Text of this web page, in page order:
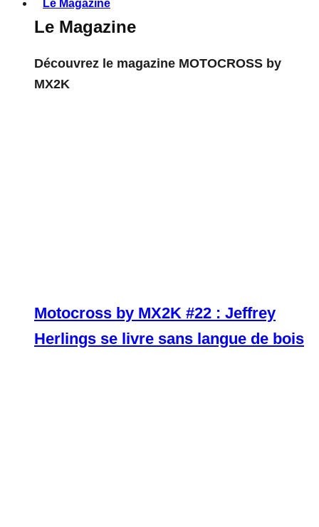
Le Magazine
Le Magazine
Découvrez le magazine MOTOCROSS by
MX2K
Motocross by MX2K #22 : Jeffrey
Herlings se livre sans langue de bois